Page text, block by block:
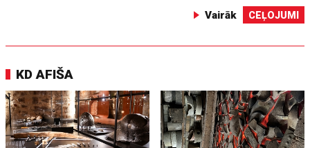
Vairāk CEĻOJUMI
KD AFIŠA